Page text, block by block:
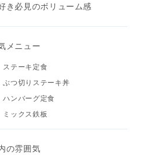
き必見のボリューム感
メニュー
ステーキ定食
ぶつ切りステーキ丼
ハンバーグ定食
ミックス鉄板
の雰囲気